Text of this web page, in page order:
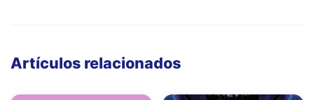
Artículos relacionados